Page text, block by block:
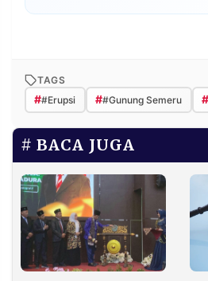
TAGS
##Erupsi ##Gunung Semeru #
BACA JUGA